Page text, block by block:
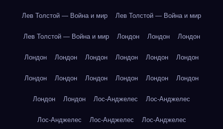
Лев Толстой — Война и мир Лев Толстой — Война и мир
Лев Толстой — Война и мир Лондон Лондон Лондон
Лондон Лондон Лондон Лондон Лондон Лондон
Лондон Лондон Лондон Лондон Лондон Лондон
Лондон Лондон Лос-Анджелес Лос-Анджелес
Лос-Анджелес Лос-Анджелес Лос-Анджелес